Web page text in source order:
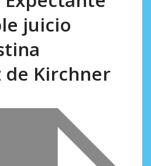
juicio
de Kirchner